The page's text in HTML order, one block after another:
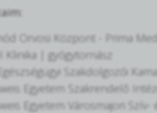
Orvosi Központ - Prima
Klinika | gyógytornász
Szakdolgozói
Egyetem Szakrendelő
Egyetem Városmajori